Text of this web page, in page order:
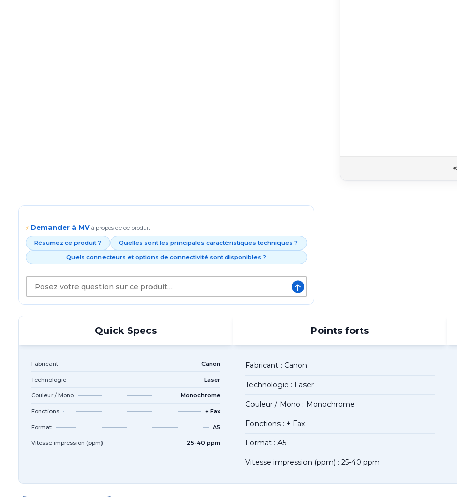
⚡ Demander à MV à propos de ce produit
Résumez ce produit ?
Quelles sont les principales caractéristiques techniques ?
Quels connecteurs et options de connectivité sont disponibles ?
↑
Quick Specs
Fabricant Canon
Technologie Laser
Couleur / Mono Monochrome
Fonctions + Fax
Format A5
Vitesse impression (ppm) 25-40 ppm
Points forts
Fabricant : Canon
Technologie : Laser
Couleur / Mono : Monochrome
Fonctions : + Fax
Format : A5
Vitesse impression (ppm) : 25-40 ppm